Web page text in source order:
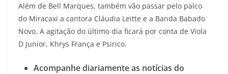
Além de Bell Marques, também vão passar pelo palco
do Miracaxi a cantora Cláudia Leitte e a Banda Babado
Novo. A agitação do último dia ficará por conta de Viola
D Junior, Khrys França e Psirico.
Acompanhe diariamente as notícias do